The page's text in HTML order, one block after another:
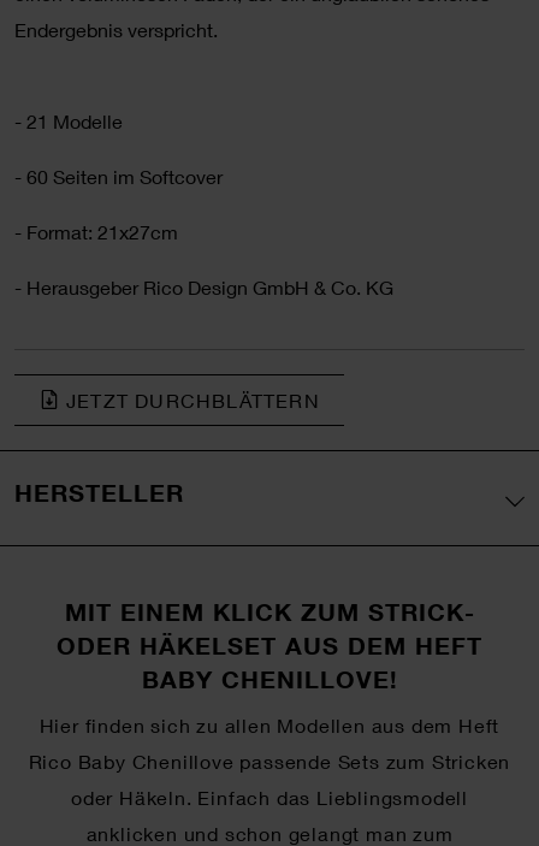
Endergebnis verspricht.
- 21 Modelle
- 60 Seiten im Softcover
- Format: 21x27cm
- Herausgeber Rico Design GmbH & Co. KG
JETZT DURCHBLÄTTERN
HERSTELLER
MIT EINEM KLICK ZUM STRICK-
ODER HÄKELSET AUS DEM HEFT
BABY CHENILLOVE!
Hier finden sich zu allen Modellen aus dem Heft
Rico Baby Chenillove passende Sets zum Stricken
oder Häkeln. Einfach das Lieblingsmodell
anklicken und schon gelangt man zum